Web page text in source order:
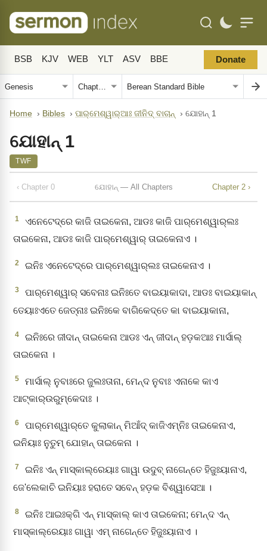
BSB KJV WEB YLT ASV BBE Donate
Home › Bibles › ପାର୍‌ମେଶ୍ୱାର୍‌ଆଃ ଜୀନିଦ୍‌ ବାଚାନ୍‌ › ଯୋହାନ୍‌ 1
ଯୋହାନ୍‌ 1
TWF
‹ Chapter 0 ଯୋହାନ୍‌ — All Chapters Chapter 2 ›
1
ଏନେଟେଦ୍‌ରେ କାଜି ତାଇକେନା, ଆଡଃ କାଜି ପାର୍‌ମେଶ୍ୱାର୍‌ଲଃ
ତାଇକେନା, ଆଡଃ କାଜି ପାର୍‌ମେଶ୍ୱାର୍‌ ତାଇକେନାଏ ।
2 ଇନିଃ ଏନେଟେଦ୍‌ରେ ପାର୍‌ମେଶ୍ୱାର୍‌ଲଃ ତାଇକେନାଏ ।
3
ପାର୍‌ମେଶ୍ୱାର୍‌ ସବେନାଃ ଇନିଃତେ ବାଇୟାକାଦା, ଆଡଃ ବାଇୟାକାନ୍‌
ତେୟାଃଏତେ ଜେତ୍‌ନାଃ ଇନିଃକେ ବାଗିକେଦ୍‌ତେ କା ବାଇୟାକାନା,
4
ଇନିଃରେ ଜୀଦାନ୍‌ ତାଇକେନା ଆଡଃ ଏନ୍‌ ଜୀଦାନ୍‌ ହଡ଼କଆଃ ମାର୍ସାଲ୍‌
ତାଇକେନା ।
5
ମାର୍ସାଲ୍‌ ନୁବାଃରେ ଜୁଲଃତାନା, ମେନ୍‌ଦ ନୁବାଃ ଏନାକେ କାଏ
ଆଟ୍‌କାର୍‌ଉରୁମ୍‌କେଦାଃ ।
6
ପାର୍‌ମେଶ୍ୱାର୍‌ତେ କୁଲାକାନ୍‌ ମିଆଁଦ୍‌ କାଜିଏମ୍‌ନିଃ ତାଇକେନାଏ,
ଇନିୟାଃ ନୁତୁମ୍‌ ଯୋହାନ୍‌ ତାଇକେନା ।
7
ଇନିଃ ଏନ୍‌ ମାସ୍କାଲ୍‌ରେୟାଃ ଗାୱା ଉଦୁବ୍‌ ନାଗେନ୍ତେ ହିଜୁଃୟାନାଏ,
ଜେ'ଲେକାଚି ଇନିୟାଃ ହରାତେ ସବେନ୍‌ ହଡ଼କ ବିଶ୍ୱାସେଆ ।
8
ଇନିଃ ଆଇଃକ୍‌ଗି ଏନ୍‌ ମାସ୍କାଲ୍ କାଏ ତାଇକେନା; ମେନ୍‌ଦ ଏନ୍‌
ମାସ୍କାଲ୍‌ରେୟାଃ ଗାୱା ଏମ୍‌ ନାଗେନ୍ତେ ହିଜୁଃୟାନାଏ ।